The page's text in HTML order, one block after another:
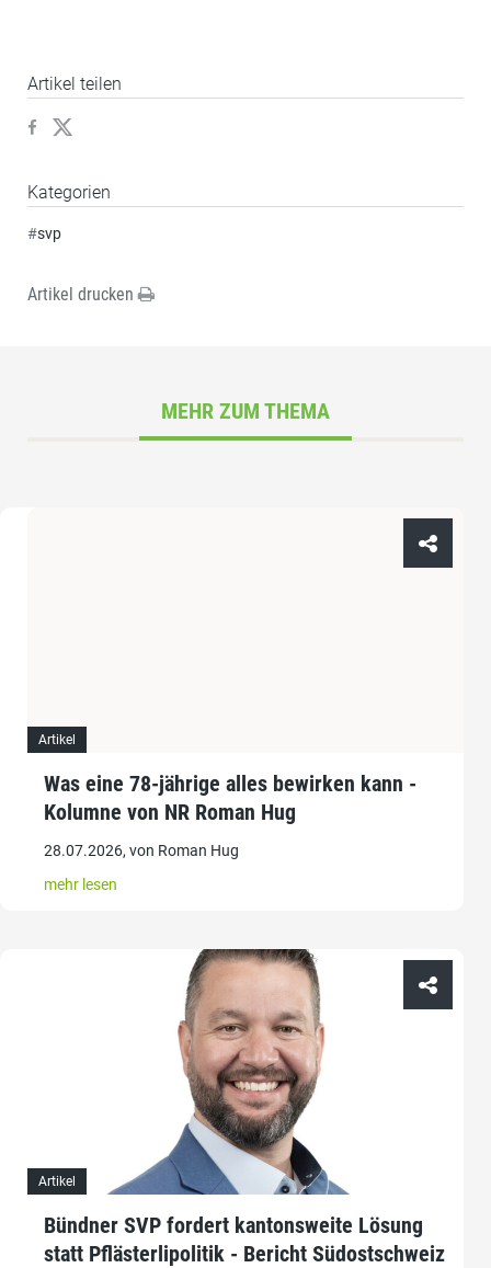
Artikel teilen
Kategorien
#svp
Artikel drucken
MEHR ZUM THEMA
Artikel
Was eine 78-jährige alles bewirken kann -
Kolumne von NR Roman Hug
28.07.2026, von Roman Hug
mehr lesen
Artikel
Bündner SVP fordert kantonsweite Lösung
statt Pflästerlipolitik - Bericht Südostschweiz